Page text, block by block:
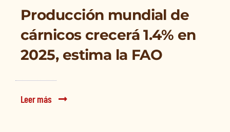
Producción mundial de
cárnicos crecerá 1.4% en
2025, estima la FAO
Leer más